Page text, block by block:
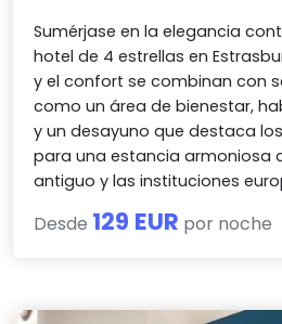
Sumérjase en la elegancia
hotel de 4 estrellas en
y el confort se combinan con
como un área de bienestar,
y un desayuno que destaca
para una estancia armoniosa
antiguo y las instituciones
Desde 129 EUR por noche